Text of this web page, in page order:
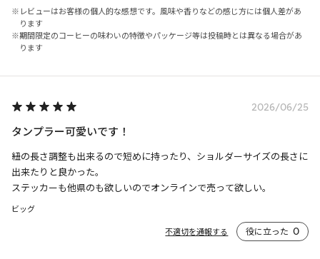
レビューはお客様の個人的な感想です。風味や香りなどの感じ方には個人差があ
ります
期間限定のコーヒーの味わいの特徴やパッケージ等は投稿時とは異なる場合があ
ります
2026/06/25
タンプラー可愛いです！
紐の長さ調整も出来るので短めに持ったり、ショルダーサイズの長さに
出来たりと良かった。
ステッカーも他県のも欲しいのでオンラインで売って欲しい。
ビッグ
不適切を通報する 役に立った 0